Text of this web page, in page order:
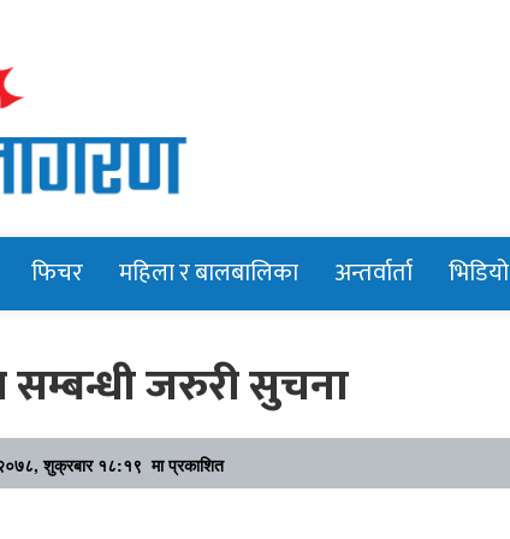
फिचर महिला र बालबालिका अन्तर्वार्ता भिडियो
सम्बन्धी जरुरी सुचना
शुक्रबार १८:१९ मा प्रकाशित